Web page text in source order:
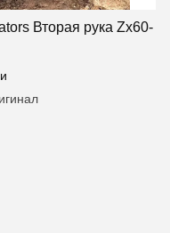
Вторая рука Zx60-